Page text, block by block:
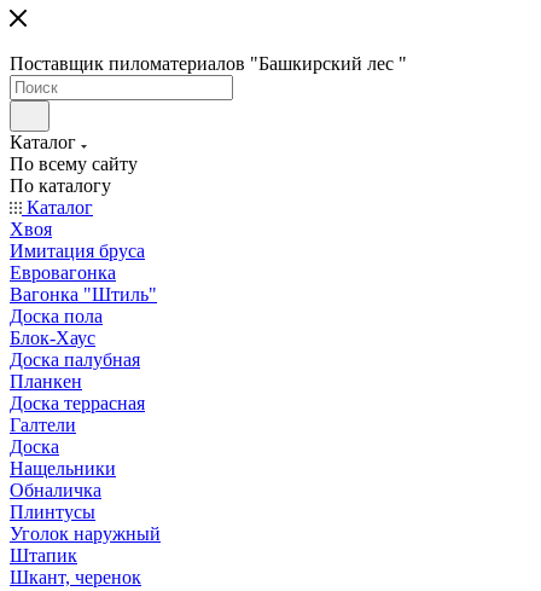
Поставщик пиломатериалов "Башкирский лес "
Каталог
По всему сайту
По каталогу
Каталог
Хвоя
Имитация бруса
Евровагонка
Вагонка "Штиль"
Доска пола
Блок-Хаус
Доска палубная
Планкен
Доска террасная
Галтели
Доска
Нащельники
Обналичка
Плинтусы
Уголок наружный
Штапик
Шкант, черенок